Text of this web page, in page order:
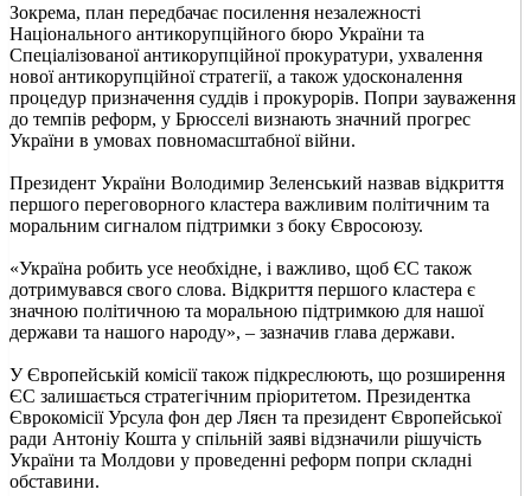
Зокрема, план передбачає посилення незалежності
Національного антикорупційного бюро України та
Спеціалізованої антикорупційної прокуратури, ухвалення
нової антикорупційної стратегії, а також удосконалення
процедур призначення суддів і прокурорів. Попри зауваження
до темпів реформ, у Брюсселі визнають значний прогрес
України в умовах повномасштабної війни.
Президент України Володимир Зеленський назвав відкриття
першого переговорного кластера важливим політичним та
моральним сигналом підтримки з боку Євросоюзу.
«Україна робить усе необхідне, і важливо, щоб ЄС також
дотримувався свого слова. Відкриття першого кластера є
значною політичною та моральною підтримкою для нашої
держави та нашого народу», – зазначив глава держави.
У Європейській комісії також підкреслюють, що розширення
ЄС залишається стратегічним пріоритетом. Президентка
Єврокомісії Урсула фон дер Ляєн та президент Європейської
ради Антоніу Кошта у спільній заяві відзначили рішучість
України та Молдови у проведенні реформ попри складні
обставини.